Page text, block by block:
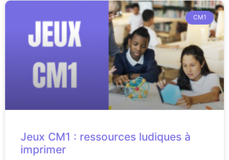
CM1
Jeux CM1 : ressources ludiques à
imprimer